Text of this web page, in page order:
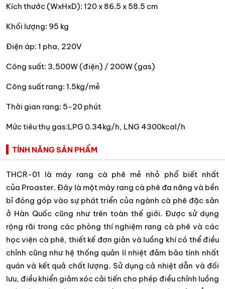
Kích thước (WxHxD): 120 x 86.5 x 58.5 cm
Khối lượng: 95 kg
Điện áp: 1 pha, 220V
Công suất: 3,500W (điện) / 200W (gas)
Công suất rang: 1.5kg/mẻ
Thời gian rang: 5-20 phút
Mức tiêu thụ gas:LPG 0.34kg/h, LNG 4300kcal/h
TÍNH NĂNG SẢN PHẨM
THCR-01 là máy rang cà phê mẻ nhỏ phổ biết nhất
của Proaster. Đây là một máy rang cà phê đa năng và bền
bỉ đóng góp vào sự phát triển của ngành cà phê đặc sản
ở Hàn Quốc cũng như trên toàn thế giới. Được sử dụng
rộng rãi trong các phòng thí nghiệm rang cà phê và các
học viện cà phê, thiết kế đơn giản và luồng khí có thể điều
chỉnh cũng như hệ thống quản lí nhiệt đảm bảo tính nhất
quán và kết quả chất lượng. Sử dụng cả nhiệt dẫn và đối
lưu, điều khiển giảm xóc cải tiến cho phép điều chỉnh luồng